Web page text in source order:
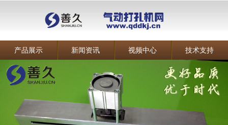
产品展示 新闻资讯 视频中心 技术支持